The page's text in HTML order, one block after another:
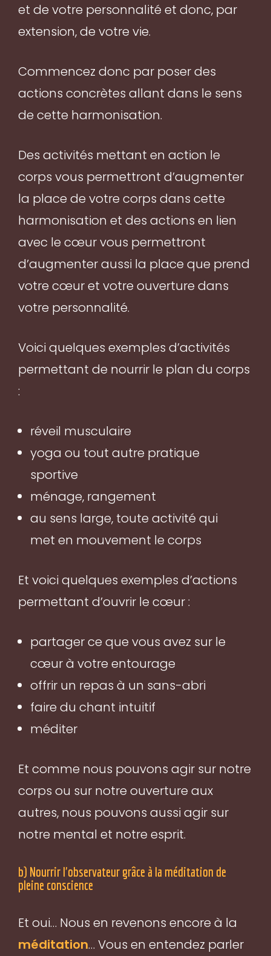
et de votre personnalité et donc, par
extension, de votre vie.
Commencez donc par poser des
actions concrètes allant dans le sens
de cette harmonisation.
Des activités mettant en action le
corps vous permettront d’augmenter
la place de votre corps dans cette
harmonisation et des actions en lien
avec le cœur vous permettront
d’augmenter aussi la place que prend
votre cœur et votre ouverture dans
votre personnalité.
Voici quelques exemples d’activités
permettant de nourrir le plan du corps
:
réveil musculaire
yoga ou tout autre pratique
sportive
ménage, rangement
au sens large, toute activité qui
met en mouvement le corps
Et voici quelques exemples d’actions
permettant d’ouvrir le cœur :
partager ce que vous avez sur le
cœur à votre entourage
offrir un repas à un sans-abri
faire du chant intuitif
méditer
Et comme nous pouvons agir sur notre
corps ou sur notre ouverture aux
autres, nous pouvons aussi agir sur
notre mental et notre esprit.
b) Nourrir l'observateur grâce à la méditation de
pleine conscience
Et oui… Nous en revenons encore à la
méditation… Vous en entendez parler